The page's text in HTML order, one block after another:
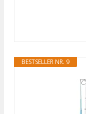
BESTSELLER NR. 9